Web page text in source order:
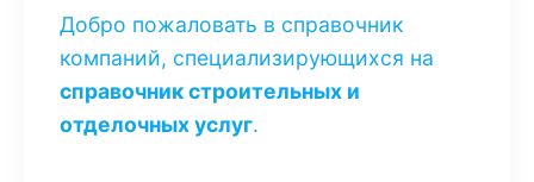
Добро пожаловать в справочник
компаний, специализирующихся на
справочник строительных и
отделочных услуг.